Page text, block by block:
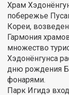
Храм
побережье
Кореи,
Гармония
множество
Хэдонёнгунса
дню рождения
фонарями.
Парк Игидэ